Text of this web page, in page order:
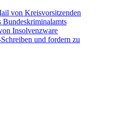
von Kreisvorsitzenden
Insolvenzware
und fordern zu